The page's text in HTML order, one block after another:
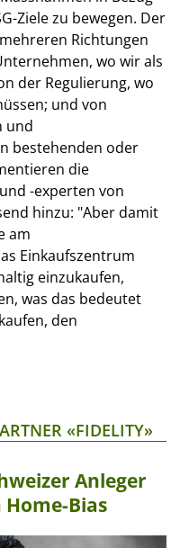
Ziele zu bewegen. Der
Richtungen
wo wir als
der Regulierung, wo
und von
und
bestehenden oder
die
-experten von
hinzu: "Aber damit
am
Einkaufszentrum
einzukaufen,
was das bedeutet
den
«FIDELITY»
Anleger
Bias